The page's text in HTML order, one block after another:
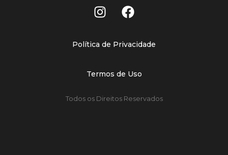
Política de Privacidade
Termos de Uso
Todos os Direitos Reservados